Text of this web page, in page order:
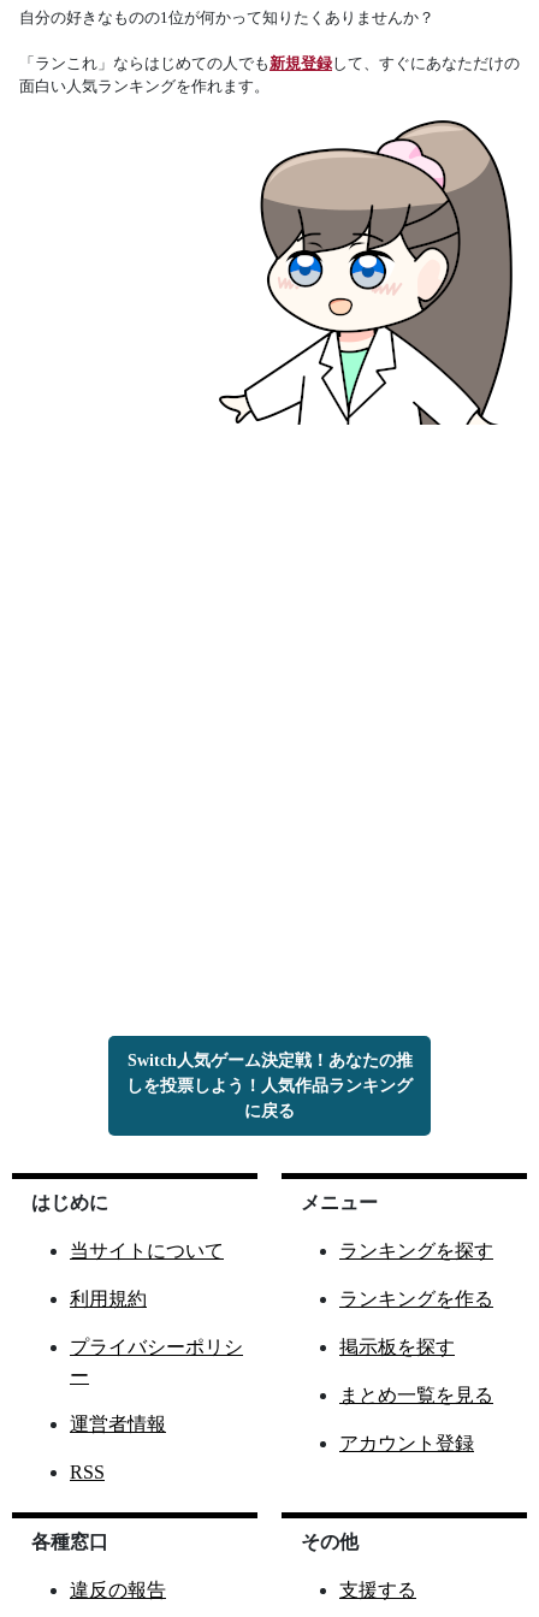
自分の好きなものの1位が何かって知りたくありませんか？
「ランこれ」ならはじめての人でも新規登録して、すぐにあなただけの
面白い人気ランキングを作れます。
Switch人気ゲーム決定戦！あなたの推
しを投票しよう！人気作品ランキング
に戻る
はじめに
当サイトについて
利用規約
プライバシーポリシ
ー
運営者情報
RSS
メニュー
ランキングを探す
ランキングを作る
掲示板を探す
まとめ一覧を見る
アカウント登録
各種窓口
違反の報告
その他
支援する